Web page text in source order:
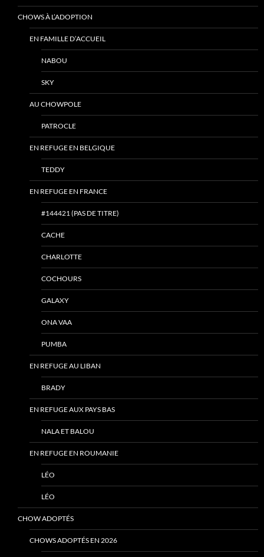
CHOWS À L’ADOPTION
EN FAMILLE D’ACCUEIL
NABOU
SKY
AU CHOWPOLE
PATROCLE
EN REFUGE EN BELGIQUE
TEDDY
EN REFUGE EN FRANCE
#144421 (PAS DE TITRE)
CACHE
CHARLOTTE
COCHOURS
GALAXY
ONA VAA
PUMBA
EN REFUGE AU LIBAN
BRADY
EN REFUGE AUX PAYS BAS
NALA ET BALOU
EN REFUGE EN ROUMANIE
LÉO
LÉO
CHOW ADOPTÉS
CHOWS ADOPTÉS EN 2026